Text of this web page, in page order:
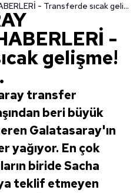
GALATASARAY TRANSFER HABERLERİ - Transferde sıcak gelişme! Sacha Boey...
-
gelişme!
transfer
beri büyük
Galatasaray'ın
yağıyor. En çok
biride Sacha
teklif etmeyen